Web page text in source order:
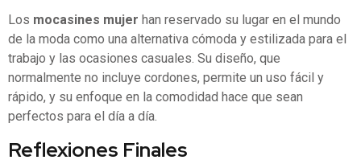
Los mocasines mujer han reservado su lugar en el mundo
de la moda como una alternativa cómoda y estilizada para el
trabajo y las ocasiones casuales. Su diseño, que
normalmente no incluye cordones, permite un uso fácil y
rápido, y su enfoque en la comodidad hace que sean
perfectos para el día a día.
Reflexiones Finales